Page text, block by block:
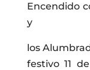
Encendido
y
los
festivo 11